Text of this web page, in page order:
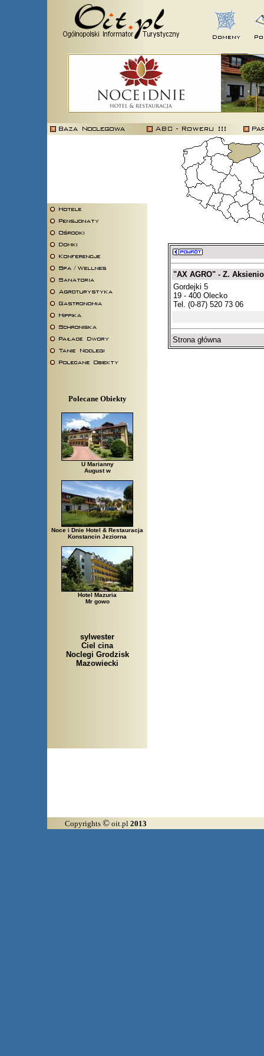
Polecane Obiekty
U Marianny
August w
Noce i Dnie Hotel & Restauracja
Konstancin Jeziorna
Hotel Mazuria
Mr gowo
sylwester
Ciel cina
Noclegi Grodzisk
Mazowiecki
"AX AGRO" - Z.
Gordejki 5
19 - 400 Olecko
Tel. (0-87) 520 73 06
Strona główna
Copyrights © oit.pl 2013